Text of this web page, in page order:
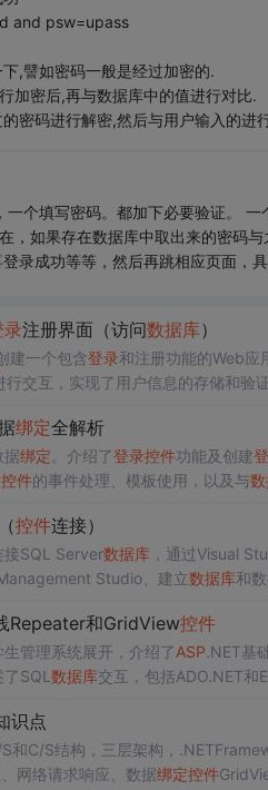
and psw=upass
,譬如密码一般是经过加密的.
加密后,再与数据库中的值进行对比.
密码进行解密,然后与用户输入的进
个填写密码。都加下必要验证。 一
，如果存在数据库中取出来的密码与
录成功等等，然后再跳相应页面，具
录注册界面（访问数据库）
建一个包含登录和注册功能的Web应
行交互，实现了用户信息的存储和验证
绑定全解析
据绑定 。介绍了登录控件功能及创建
控件的事件处理、模板使用，以及与
控件连接）
接SQL Server数据库，通过Visual
Studio、建立数据库和
Repeater和GridView控件
生管理系统展开，介绍了ASP .NET基
SQL 数据库交互，包括ADO.NET和
识点
和C/S结构，三层架构，
网络请求响应、数据绑定控件